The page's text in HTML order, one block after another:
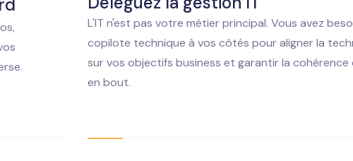
L'IT n'est pas votre métier principal. Vous avez
copilote technique à vos côtés pour aligner la
sur vos objectifs business et garantir la
en bout.